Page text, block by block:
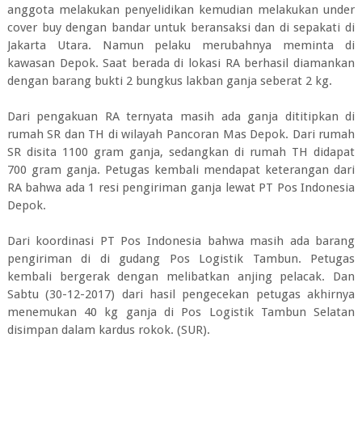
anggota melakukan penyelidikan kemudian melakukan under
cover buy dengan bandar untuk beransaksi dan di sepakati di
Jakarta Utara. Namun pelaku merubahnya meminta di
kawasan Depok. Saat berada di lokasi RA berhasil diamankan
dengan barang bukti 2 bungkus lakban ganja seberat 2 kg.
Dari pengakuan RA ternyata masih ada ganja dititipkan di
rumah SR dan TH di wilayah Pancoran Mas Depok. Dari rumah
SR disita 1100 gram ganja, sedangkan di rumah TH didapat
700 gram ganja. Petugas kembali mendapat keterangan dari
RA bahwa ada 1 resi pengiriman ganja lewat PT Pos Indonesia
Depok.
Dari koordinasi PT Pos Indonesia bahwa masih ada barang
pengiriman di di gudang Pos Logistik Tambun. Petugas
kembali bergerak dengan melibatkan anjing pelacak. Dan
Sabtu (30-12-2017) dari hasil pengecekan petugas akhirnya
menemukan 40 kg ganja di Pos Logistik Tambun Selatan
disimpan dalam kardus rokok. (SUR).